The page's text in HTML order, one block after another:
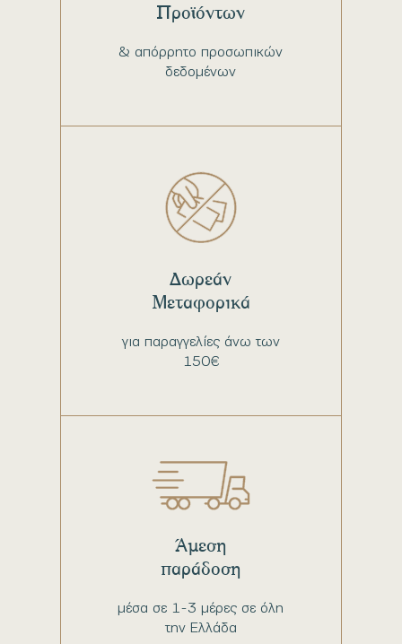
& απόρρητο προσωπικών
δεδομένων
Προϊόντων
για παραγγελίες άνω των
150€
Δωρεάν
Μεταφορικά
μέσα σε 1-3 μέρες σε όλη
την Ελλάδα
Άμεση
παράδοση